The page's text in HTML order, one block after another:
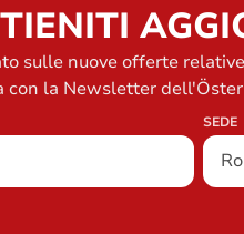
TIENITI
sulle nuove offerte
con la Newsletter
SEDE